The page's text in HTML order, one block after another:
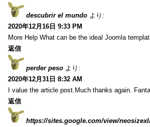
descubrir el mundo より:
2020年12月16日 9:33 PM
More Help What can be the ideal Joomla
返信
perder peso より:
2020年12月31日 8:32 AM
I value the article post.Much thanks again.
返信
https://sites.google.com/view/